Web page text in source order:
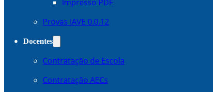
Impresso PDF
Provas IAVE 0.0.12
Docentes
Contratação de Escola
Contratação AECs